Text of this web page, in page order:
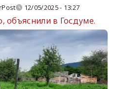
12/05/2025 - 13:27
объяснили в Госдуме.